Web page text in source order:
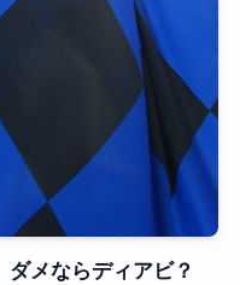
メならディアビ？